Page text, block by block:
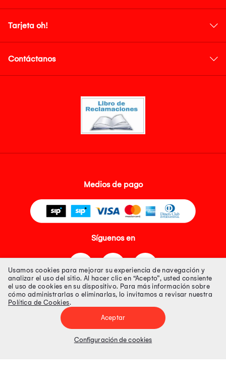
Tarjeta oh!
Contáctanos
Medios de pago
Síguenos en
Tienda 100% Segura
Tiendas Peruanas S.A. R.U.C. Nº 20493020618. Todos los derechos
Precios disponibles solo en www.oechsle.pe. Precios online publicados
Usamos cookies para mejorar su experiencia de navegación y
analizar el uso del sitio. Al hacer clic en “Acepto”, usted consiente
el uso de cookies en su dispositivo. Para más información sobre
cómo administrarlas o eliminarlas, lo invitamos a revisar nuestra
Política de Cookies.
Aceptar
Configuración de cookies